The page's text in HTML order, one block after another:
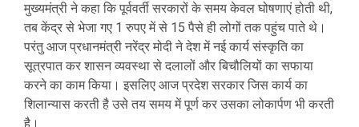
मुख्यमंत्री ने कहा कि पूर्ववर्ती सरकारों के समय केवल घोषणाएं होती थी,
तब केंद्र से भेजा गए 1 रुपए में से 15 पैसे ही लोगों तक पहुंच पाते थे।
परंतु आज प्रधानमंत्री नरेंद्र मोदी ने देश में नई कार्य संस्कृति का
सूत्रपात कर शासन व्यवस्था से दलालों और बिचौलियों का सफाया
करने का काम किया। इसलिए आज प्रदेश सरकार जिस कार्य का
शिलान्यास करती है उसे तय समय में पूर्ण कर उसका लोकार्पण भी करती
है।